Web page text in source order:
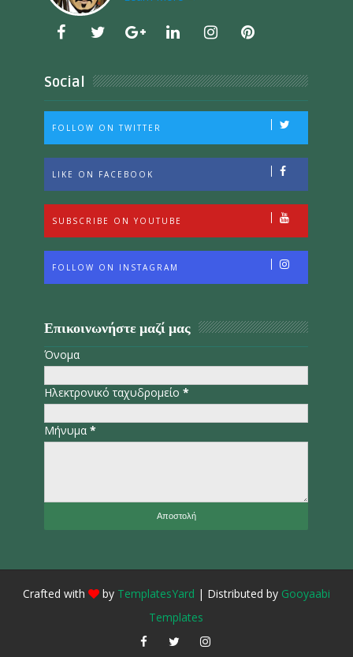
Social
FOLLOW ON TWITTER
LIKE ON FACEBOOK
SUBSCRIBE ON YOUTUBE
FOLLOW ON INSTAGRAM
Επικοινωνήστε μαζί μας
Όνομα
Ηλεκτρονικό ταχυδρομείο*
Μήνυμα*
Crafted with by TemplatesYard | Distributed by Gooyaabi
Templates